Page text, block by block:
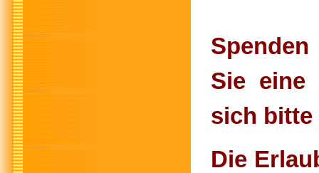
Sie eine
sich bitte
Die